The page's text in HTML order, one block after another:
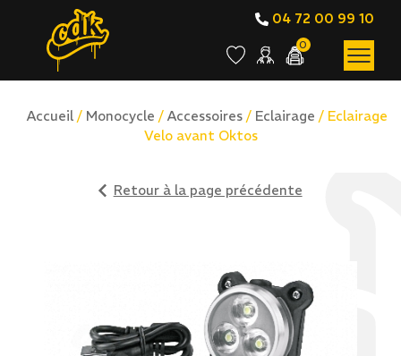
04 72 00 99 10
0
Accueil / Monocycle / Accessoires / Eclairage / Eclairage
Velo avant Oktos
Retour à la page précédente